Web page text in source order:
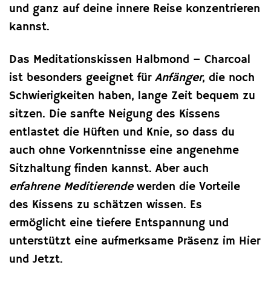
und ganz auf deine innere Reise konzentrieren
kannst.
Das Meditationskissen Halbmond – Charcoal
ist besonders geeignet für Anfänger, die noch
Schwierigkeiten haben, lange Zeit bequem zu
sitzen. Die sanfte Neigung des Kissens
entlastet die Hüften und Knie, so dass du
auch ohne Vorkenntnisse eine angenehme
Sitzhaltung finden kannst. Aber auch
erfahrene Meditierendewerden die Vorteile
des Kissens zu schätzen wissen. Es
ermöglicht eine tiefere Entspannung und
unterstützt eine aufmerksame Präsenz im Hier
und Jetzt.